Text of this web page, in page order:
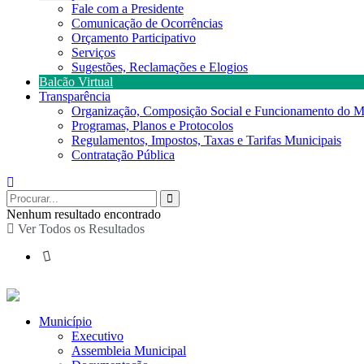
Fale com a Presidente
Comunicação de Ocorrências
Orçamento Participativo
Serviços
Sugestões, Reclamações e Elogios
Balcão Virtual
Transparência
Organização, Composição Social e Funcionamento do
Programas, Planos e Protocolos
Regulamentos, Impostos, Taxas e Tarifas Municipais
Contratação Pública
Nenhum resultado encontrado
Ver Todos os Resultados
Município
Executivo
Assembleia Municipal